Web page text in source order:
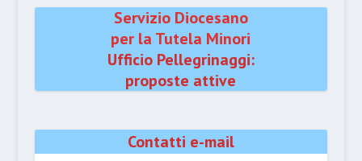
Servizio Diocesano
per la Tutela Minori
Ufficio Pellegrinaggi:
proposte attive
Contatti e-mail